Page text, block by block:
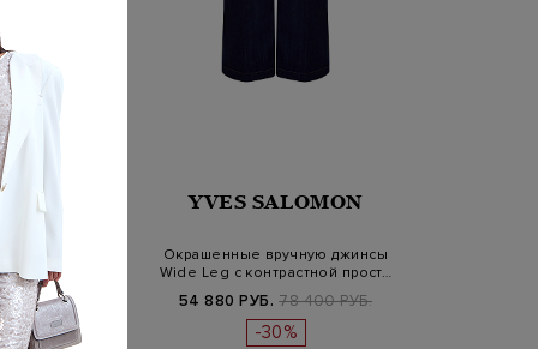
джинсы из
вручную
деним…
78 400 РУБ.
YVES SALOMON
Окрашенные вручную джинсы
Wide Leg с контрастной прост…
54 880 РУБ. 78 400 РУБ.
-30%